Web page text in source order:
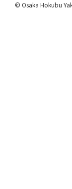
© Osaka Hokubu